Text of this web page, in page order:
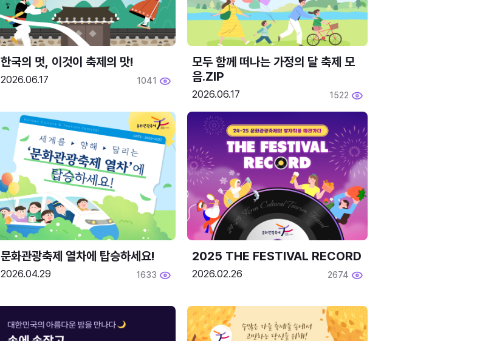
한국의 멋, 이것이 축제의 맛!
2026.06.17 1041
모두 함께 떠나는 가정의 달 축제 모
음.ZIP
2026.06.17 1522
문화관광축제 열차에 탑승하세요!
2026.04.29 1633
2025 THE FESTIVAL RECORD
2026.02.26 2674